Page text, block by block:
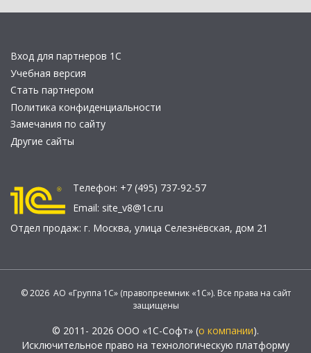
Вход для партнеров 1С
Учебная версия
Стать партнером
Политика конфиденциальности
Замечания по сайту
Другие сайты
Телефон: +7 (495) 737-92-57
Email: site_v8@1c.ru
Отдел продаж: г. Москва, улица Селезнёвская, дом 21
© 2026 АО «Группа 1С» (правопреемник «1С»). Все права на сайт
защищены
© 2011- 2026 ООО «1С-Софт» (о компании).
Исключительное право на технологическую платформу